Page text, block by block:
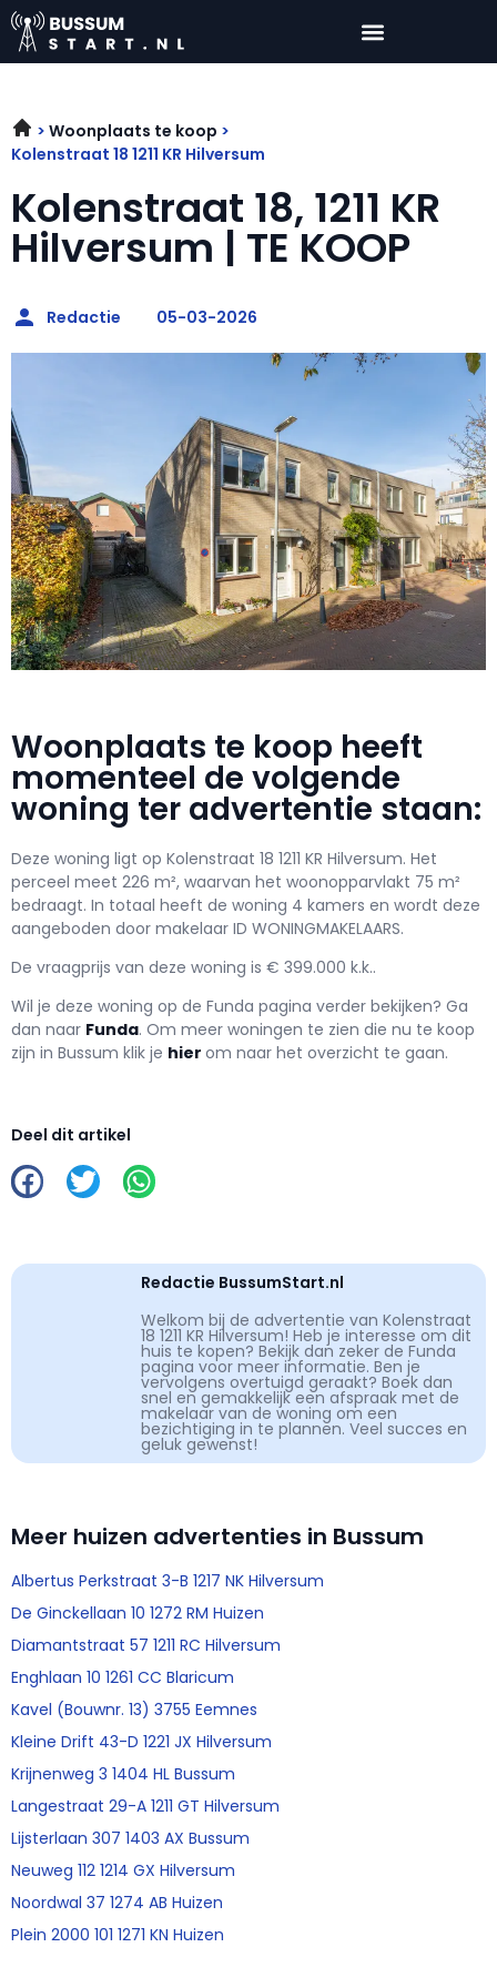
Woonplaats te koop
Kolenstraat 18 1211 KR Hilversum
Kolenstraat 18, 1211 KR
Hilversum | TE KOOP
Redactie 05-03-2026
Woonplaats te koop heeft
momenteel de volgende
woning ter advertentie staan:
Deze woning ligt op Kolenstraat 18 1211 KR Hilversum. Het
perceel meet 226 m², waarvan het woonopparvlakt 75 m²
bedraagt. In totaal heeft de woning 4 kamers en wordt deze
aangeboden door makelaar ID WONINGMAKELAARS.
De vraagprijs van deze woning is € 399.000 k.k..
Wil je deze woning op de Funda pagina verder bekijken? Ga
dan naar Funda. Om meer woningen te zien die nu te koop
zijn in Bussum klik je hier om naar het overzicht te gaan.
Deel dit artikel
Redactie BussumStart.nl
Welkom bij de advertentie van Kolenstraat
18 1211 KR Hilversum! Heb je interesse om dit
huis te kopen? Bekijk dan zeker de Funda
pagina voor meer informatie. Ben je
vervolgens overtuigd geraakt? Boek dan
snel en gemakkelijk een afspraak met de
makelaar van de woning om een
bezichtiging in te plannen. Veel succes en
geluk gewenst!
Meer huizen advertenties in Bussum
Albertus Perkstraat 3-B 1217 NK Hilversum
De Ginckellaan 10 1272 RM Huizen
Diamantstraat 57 1211 RC Hilversum
Enghlaan 10 1261 CC Blaricum
Kavel (Bouwnr. 13) 3755 Eemnes
Kleine Drift 43-D 1221 JX Hilversum
Krijnenweg 3 1404 HL Bussum
Langestraat 29-A 1211 GT Hilversum
Lijsterlaan 307 1403 AX Bussum
Neuweg 112 1214 GX Hilversum
Noordwal 37 1274 AB Huizen
Plein 2000 101 1271 KN Huizen